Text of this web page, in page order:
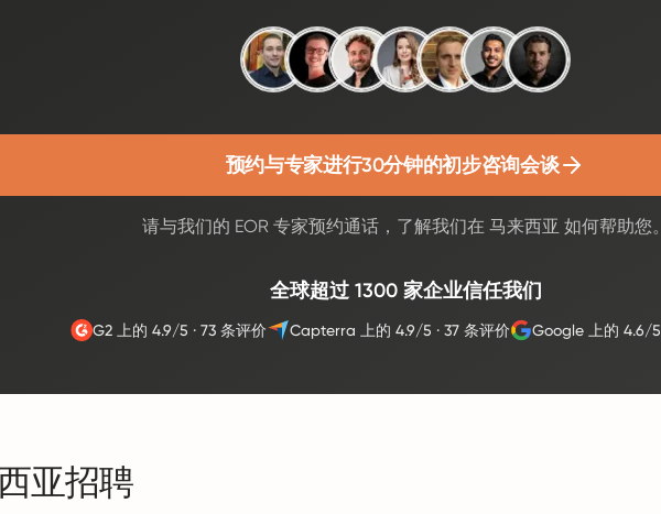
预约与专家进行30分钟的初步咨询会谈
请与我们的 EOR 专家预约通话，了解我们在 马来西亚 如何帮助您。
全球超过 1300 家企业信任我们
G2 上的 4.9/5 ·73 条评价 Capterra 上的 4.9/5 · 37 条评价 Google 上的 4.6/5
亚招聘